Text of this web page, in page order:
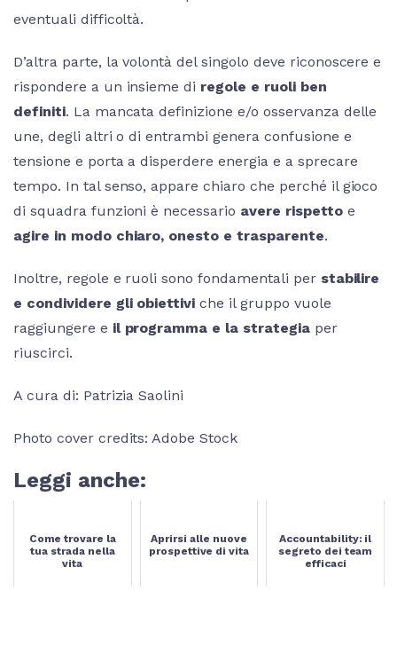
eventuali difficoltà.
D’altra parte, la volontà del singolo deve riconoscere e
rispondere a un insieme di regole e ruoli ben
definiti. La mancata definizione e/o osservanza delle
une, degli altri o di entrambi genera confusione e
tensione e porta a disperdere energia e a sprecare
tempo. In tal senso, appare chiaro che perché il gioco
di squadra funzioni è necessario avere rispettoe
agire in modo chiaro, onesto e trasparente.
Inoltre, regole e ruoli sono fondamentali per stabilire
e condividere gli obiettivi che il gruppo vuole
raggiungere e il programma e la strategiaper
riuscirci.
A cura di: Patrizia Saolini
Photo cover credits: Adobe Stock
Leggi anche:
Come trovare la
tua strada nella
vita
Aprirsi alle nuove
prospettive di vita
Accountability: il
segreto dei team
efficaci